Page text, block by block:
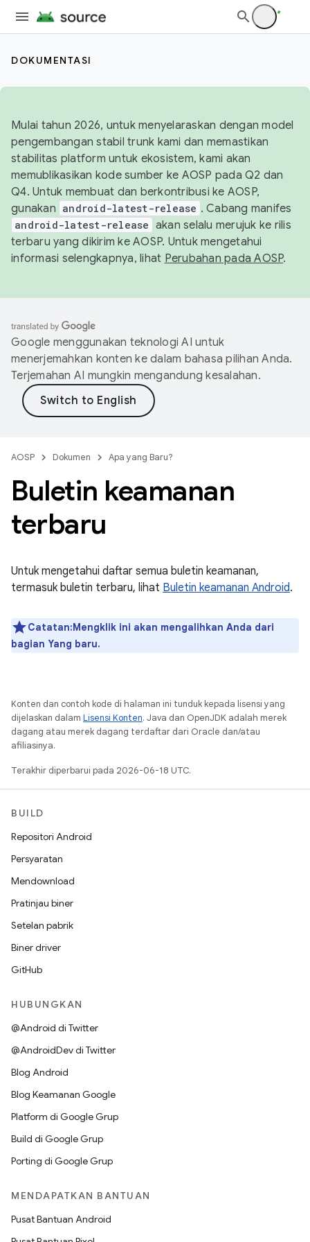
DOKUMENTASI
Mulai tahun 2026, untuk menyelaraskan dengan model
pengembangan stabil trunk kami dan memastikan
stabilitas platform untuk ekosistem, kami akan
memublikasikan kode sumber ke AOSP pada Q2 dan
Q4. Untuk membuat dan berkontribusi ke AOSP,
gunakan android-latest-release . Cabang manifes
android-latest-release akan selalu merujuk ke rilis
terbaru yang dikirim ke AOSP. Untuk mengetahui
informasi selengkapnya, lihat Perubahan pada AOSP.
Google menggunakan teknologi AI untuk
menerjemahkan konten ke dalam bahasa pilihan Anda.
Terjemahan AI mungkin mengandung kesalahan.
AOSP Dokumen Apa yang Baru?
Buletin keamanan
terbaru
Untuk mengetahui daftar semua buletin keamanan,
termasuk buletin terbaru, lihat Buletin keamanan Android.
Catatan:Mengklik ini akan mengalihkan Anda dari
bagian Yang baru.
Konten dan contoh kode di halaman ini tunduk kepada lisensi yang
dijelaskan dalam Lisensi Konten. Java dan OpenJDK adalah merek
dagang atau merek dagang terdaftar dari Oracle dan/atau
afiliasinya.
Terakhir diperbarui pada 2026-06-18 UTC.
BUILD
Repositori Android
Persyaratan
Mendownload
Pratinjau biner
Setelan pabrik
Biner driver
GitHub
HUBUNGKAN
@Android di Twitter
@AndroidDev di Twitter
Blog Android
Blog Keamanan Google
Platform di Google Grup
Build di Google Grup
Porting di Google Grup
MENDAPATKAN BANTUAN
Pusat Bantuan Android